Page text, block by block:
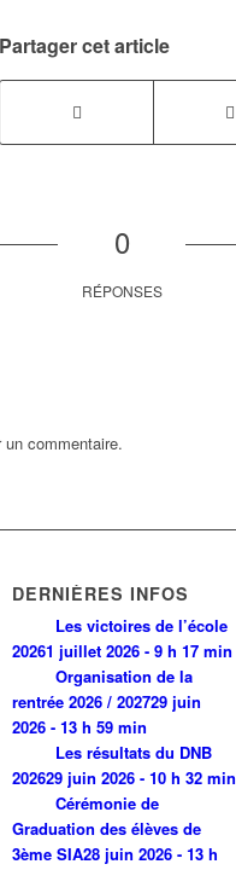
Partager cet article
0
RÉPONSES
commentaire.
DERNIÈRES INFOS
Les victoires de l’école
20261 juillet 2026 - 9 h 17 min
Organisation de la
rentrée 2026 / 202729 juin
2026 - 13 h 59 min
Les résultats du DNB
202629 juin 2026 - 10 h 32 min
Cérémonie de
Graduation des élèves de
3ème SIA28 juin 2026 - 13 h